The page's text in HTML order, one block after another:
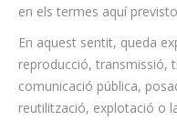
en els termes aquí
En aquest sentit, queda
reproducció, transmissió,
comunicació pública,
reutilització, explotació o